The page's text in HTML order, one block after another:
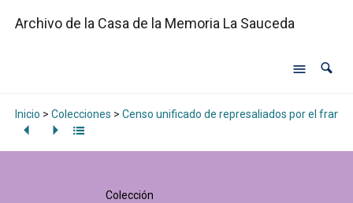
Archivo de la Casa de la Memoria La Sauceda
Inicio > Colecciones > Censo unificado de represaliados por el
Colección